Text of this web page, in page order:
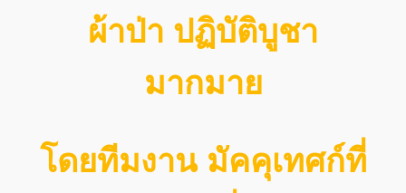
ผ้าป่า ปฏิบัติบูชา
มากมาย
โดยทีมงาน มัคคุเทศก์ที่